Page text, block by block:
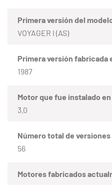
Primera versión del
VOYAGER I (AS)
Primera versión fabricada
1987
Motor que fue instalado
3.0
Número total de
56
Motores fabricados